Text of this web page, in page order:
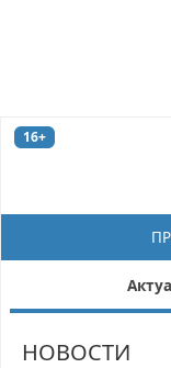
16+
НОВОСТИ